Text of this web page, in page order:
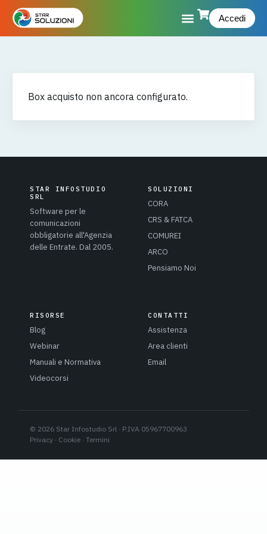
Accedi
Box acquisto non ancora configurato.
STAR INFOSTUDIO
SRL
Software per le
comunicazioni
obbligatorie all'Agenzia
delle Entrate. Dal 2005.
SOLUZIONI
CORA
CRS & FATCA
COMUREI
ARCO
Pensiamo Noi
RISORSE
Blog
Webinar
Manuali e Normativa
Videocorsi
CONTATTI
Assistenza
Area clienti
Email
© 2026 Star Infostudio Srl · P.IVA 05967700963
Privacy · Cookie · Termini